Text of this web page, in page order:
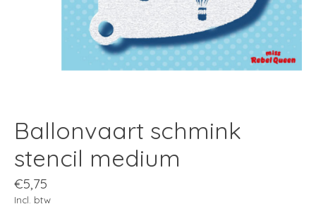
Ballonvaart schmink
stencil medium
€5,75
Incl. btw